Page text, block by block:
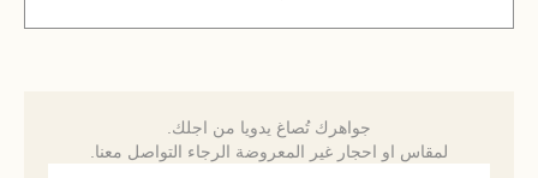
جواهرك تُصاغ يدويا من اجلك.
لمقاس او احجار غير المعروضة الرجاء التواصل معنا.